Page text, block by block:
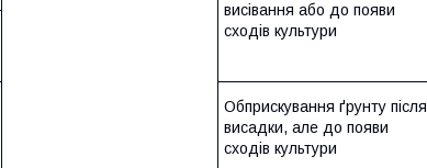
висівання або до появи
сходів культури
Обприскування ґрунту після
висадки, але до появи
сходів культури